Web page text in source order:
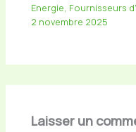
Energie, Fournisseurs
2 novembre 2025
Laisser un